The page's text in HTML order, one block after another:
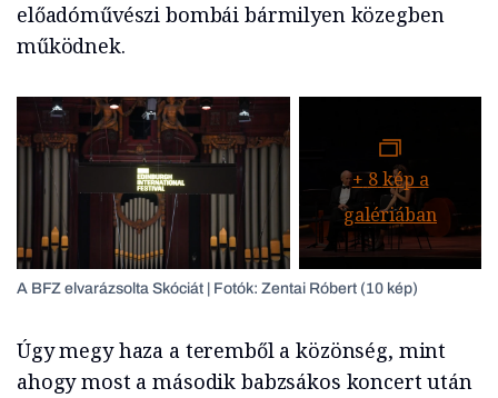
előadóművészi bombái bármilyen közegben
működnek.
+ 8 kép a
galériában
A BFZ elvarázsolta Skóciát | Fotók: Zentai Róbert (10 kép)
Úgy megy haza a teremből a közönség, mint
ahogy most a második babzsákos koncert után